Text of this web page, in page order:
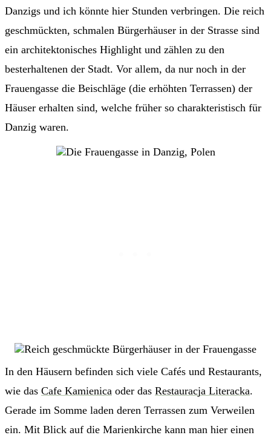
Danzigs und ich könnte hier Stunden verbringen. Die reich
geschmückten, schmalen Bürgerhäuser in der Strasse sind
ein architektonisches Highlight und zählen zu den
besterhaltenen der Stadt. Vor allem, da nur noch in der
Frauengasse die Beischläge (die erhöhten Terrassen) der
Häuser erhalten sind, welche früher so charakteristisch für
Danzig waren.
In den Häusern befinden sich viele Cafés und Restaurants,
wie das Cafe Kamienica oder das Restauracja Literacka.
Gerade im Somme laden deren Terrassen zum Verweilen
ein. Mit Blick auf die Marienkirche kann man hier einen